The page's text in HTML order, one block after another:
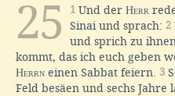
25 1 Und der Herr
Sinai und sprach: 2
und sprich zu
kommt, das ich euch geben
Herrn einen Sabbat feiern. 3
Feld besäen und sechs